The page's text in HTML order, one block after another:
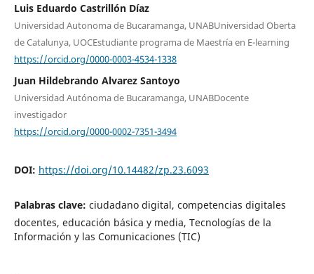
Luis Eduardo Castrillón Díaz
Universidad Autonoma de Bucaramanga, UNABUniversidad Oberta
de Catalunya, UOCEstudiante programa de Maestría en E-learning
https://orcid.org/0000-0003-4534-1338
Juan Hildebrando Alvarez Santoyo
Universidad Autónoma de Bucaramanga, UNABDocente
investigador
https://orcid.org/0000-0002-7351-3494
DOI: https://doi.org/10.14482/zp.23.6093
Palabras clave: ciudadano digital, competencias digitales
docentes, educación básica y media, Tecnologías de la
Información y las Comunicaciones (TIC)